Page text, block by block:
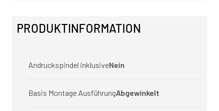
PRODUKTINFORMATION
Andruckspindel inklusiveNein
Basis Montage AusführungAbgewinkelt